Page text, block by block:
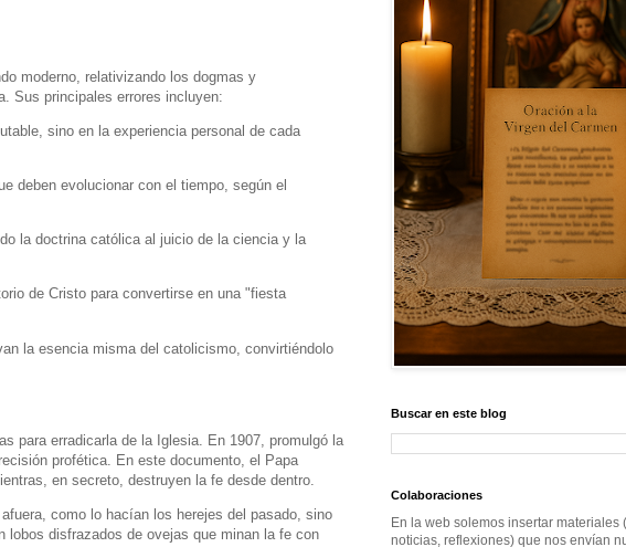
moderno, relativizando los dogmas y
Sus principales errores incluyen:
sino en la experiencia personal de cada
deben evolucionar con el tiempo, según el
la doctrina católica al juicio de la ciencia y la
de Cristo para convertirse en una "fiesta
la esencia misma del catolicismo, convirtiéndolo
para erradicarla de la Iglesia. En 1907, promulgó la
profética. En este documento, el Papa
en secreto, destruyen la fe desde dentro.
como lo hacían los herejes del pasado, sino
lobos disfrazados de ovejas que minan la fe con
Buscar en este blog
Colaboraciones
En la web solemos insertar materiales
noticias, reflexiones) que nos envían